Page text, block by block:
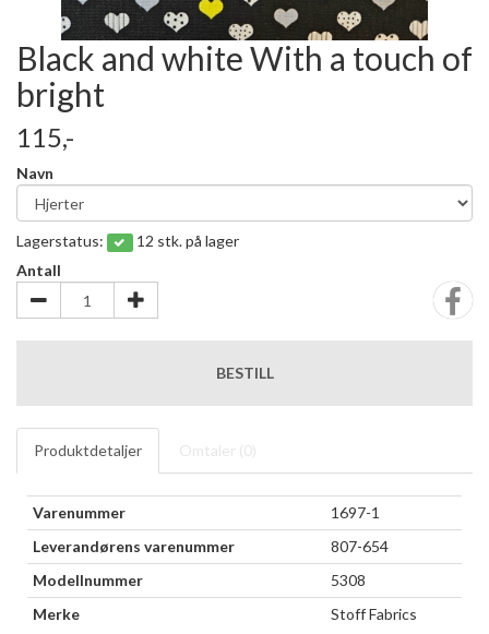
Black and white With a touch of
bright
115,-
Navn
Lagerstatus:
12 stk. på lager
Antall
BESTILL
Produktdetaljer Omtaler (0)
Varenummer
1697-1
Leverandørens varenummer
807-654
Modellnummer
5308
Merke
Stoff Fabrics